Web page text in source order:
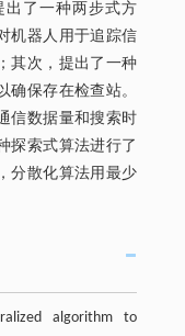
出了一种两步式方
机器人用于追踪信
其次，提出了一种
确保存在检查站。
信数据量和搜索时
探索式算法进行了
分散化算法用最少
algorithm to